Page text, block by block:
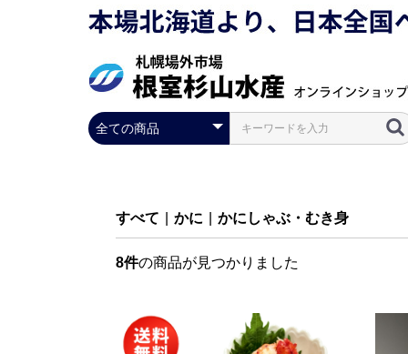
すべて かに かにしゃぶ・むき身
8件の商品が見つかりました